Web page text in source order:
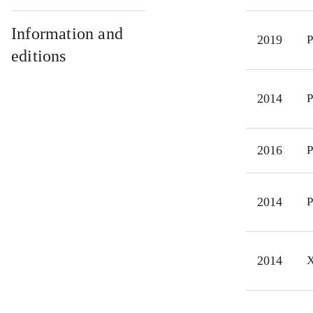
for
I
Information and
editions
2019
2014
2016
2014
2014